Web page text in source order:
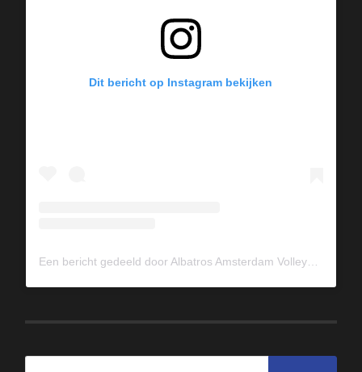
Dit bericht op Instagram bekijken
Een bericht gedeeld door Albatros Amsterdam Volleybal (@albavolley)